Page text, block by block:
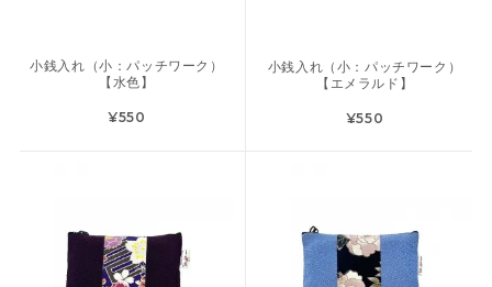
小銭入れ（小：パッチワーク）
【水色】
¥550
小銭入れ（小：パッチワーク）
【エメラルド】
¥550